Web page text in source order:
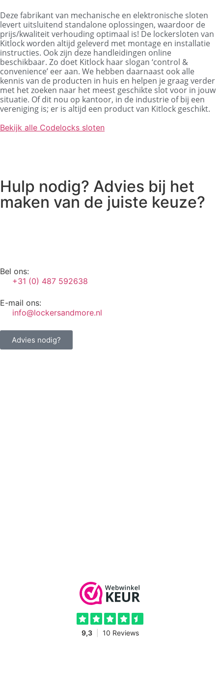
Deze fabrikant van mechanische en elektronische sloten
levert uitsluitend standalone oplossingen, waardoor de
prijs/kwaliteit verhouding optimaal is! De lockersloten van
Kitlock worden altijd geleverd met montage en installatie
instructies. Ook zijn deze handleidingen online
beschikbaar. Zo doet Kitlock haar slogan ‘control &
convenience’ eer aan. We hebben daarnaast ook alle
kennis van de producten in huis en helpen je graag verder
met het zoeken naar het meest geschikte slot voor in jouw
situatie. Of dit nou op kantoor, in de industrie of bij een
vereniging is; er is altijd een product van Kitlock geschikt.
Bekijk alle Codelocks sloten
Hulp nodig? Advies bij het
maken van de juiste keuze?
Bel ons:
+31 (0) 487 592638
E-mail ons:
info@lockersandmore.nl
Advies nodig?